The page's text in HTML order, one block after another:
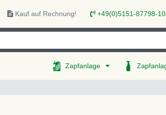
Kauf auf Rechnung! +49(0)5151-87798-
Zapfanlage